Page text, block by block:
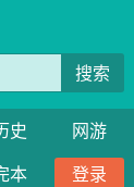
搜索
史
网游
本
登录